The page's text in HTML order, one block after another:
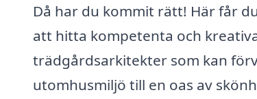
Då har du kommit rätt! Här får
att hitta kompetenta och
trädgårdsarkitekter som kan
utomhusmiljö till en oas av